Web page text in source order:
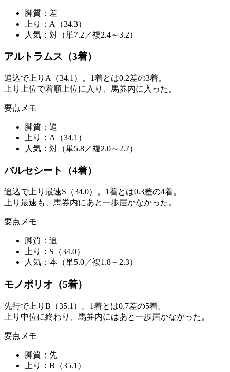
脚質： 差
上り： A（34.3）
人気： 対（単7.2／複2.4～3.2）
アルトラムス（3着）
追込で上りA（34.1）。1着とは0.2差の3着。
上り上位で着順上位に入り、馬券内に入った。
要点メモ
脚質： 追
上り： A（34.1）
人気： 対（単5.8／複2.0～2.7）
バルセシート（4着）
追込で上り最速S（34.0）。1着とは0.3差の4着。
上り最速も、馬券内にあと一歩届かなかった。
要点メモ
脚質： 追
上り： S（34.0）
人気： 本（単5.0／複1.8～2.3）
モノポリオ（5着）
先行で上りB（35.1）。1着とは0.7差の5着。
上り中位に終わり、馬券内にはあと一歩届かなかった。
要点メモ
脚質： 先
上り： B（35.1）